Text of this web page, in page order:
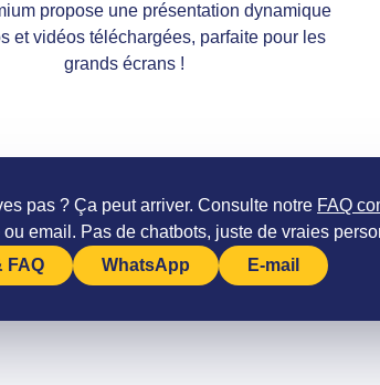
propose une présentation dynamique
et vidéos téléchargées, parfaite pour les
grands écrans !
pas ? Ça peut arriver. Consulte notre FAQ
email. Pas de chatbots, juste de vraies
FAQ
WhatsApp E-mail